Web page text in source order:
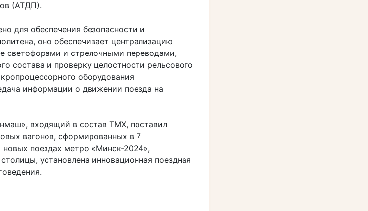
(АТДП).
для обеспечения безопасности и
оно обеспечивает централизацию
светофорами и стрелочными переводами,
состава и проверку целостности рельсового
оборудования
информации о движении поезда на
входящий в состав ТМХ, поставил
вагонов, сформированных в 7
новых поездах метро «Минск-2024»,
установлена инновационная поездная